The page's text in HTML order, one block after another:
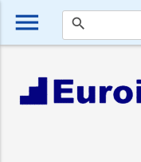
menu search